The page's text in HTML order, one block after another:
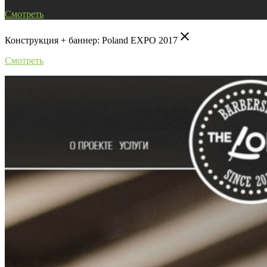
Смотреть
Конструкция + баннер: Poland EXPO 2017 close
Смотреть